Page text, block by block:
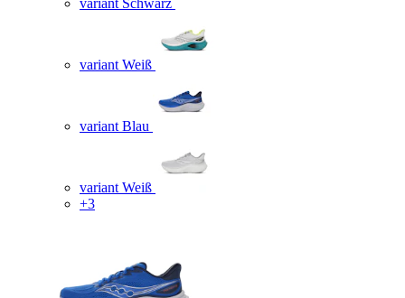
variant Schwarz
variant Weiß
variant Blau
variant Weiß
+3